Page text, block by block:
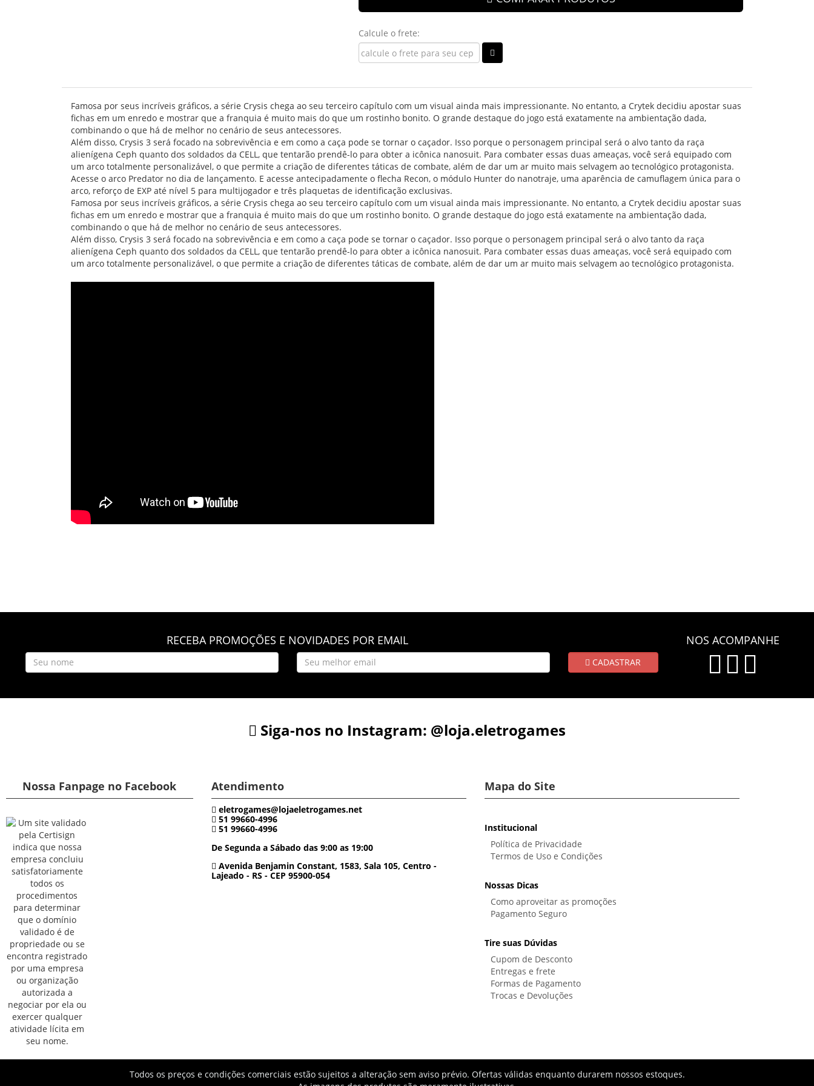
Calcule o frete:
Famosa por seus incríveis gráficos, a série Crysis chega ao seu terceiro capítulo com um visual ainda mais impressionante. No entanto, a Crytek decidiu apostar suas
fichas em um enredo e mostrar que a franquia é muito mais do que um rostinho bonito. O grande destaque do jogo está exatamente na ambientação dada,
combinando o que há de melhor no cenário de seus antecessores.
Além disso, Crysis 3 será focado na sobrevivência e em como a caça pode se tornar o caçador. Isso porque o personagem principal será o alvo tanto da raça
alienígena Ceph quanto dos soldados da CELL, que tentarão prendê-lo para obter a icônica nanosuit. Para combater essas duas ameaças, você será equipado com
um arco totalmente personalizável, o que permite a criação de diferentes táticas de combate, além de dar um ar muito mais selvagem ao tecnológico protagonista.
Acesse o arco Predator no dia de lançamento. E acesse antecipadamente o flecha Recon, o módulo Hunter do nanotraje, uma aparência de camuflagem única para o
arco, reforço de EXP até nível 5 para multijogador e três plaquetas de identificação exclusivas.
Famosa por seus incríveis gráficos, a série Crysis chega ao seu terceiro capítulo com um visual ainda mais impressionante. No entanto, a Crytek decidiu apostar suas
fichas em um enredo e mostrar que a franquia é muito mais do que um rostinho bonito. O grande destaque do jogo está exatamente na ambientação dada,
combinando o que há de melhor no cenário de seus antecessores.
Além disso, Crysis 3 será focado na sobrevivência e em como a caça pode se tornar o caçador. Isso porque o personagem principal será o alvo tanto da raça
alienígena Ceph quanto dos soldados da CELL, que tentarão prendê-lo para obter a icônica nanosuit. Para combater essas duas ameaças, você será equipado com
um arco totalmente personalizável, o que permite a criação de diferentes táticas de combate, além de dar um ar muito mais selvagem ao tecnológico protagonista.
RECEBA PROMOÇÕES E NOVIDADES POR EMAIL
CADASTRAR
NOS ACOMPANHE
Siga-nos no Instagram: @loja.eletrogames
Nossa Fanpage no Facebook Atendimento
eletrogames@lojaeletrogames.net
51 99660-4996
51 99660-4996
De Segunda a Sábado das 9:00 as 19:00
Avenida Benjamin Constant, 1583, Sala 105, Centro -
Lajeado - RS - CEP 95900-054
Mapa do Site
Institucional
Política de Privacidade
Termos de Uso e Condições
Nossas Dicas
Como aproveitar as promoções
Pagamento Seguro
Tire suas Dúvidas
Cupom de Desconto
Entregas e frete
Formas de Pagamento
Trocas e Devoluções
Todos os preços e condições comerciais estão sujeitos a alteração sem aviso prévio. Ofertas válidas enquanto durarem nossos estoques.